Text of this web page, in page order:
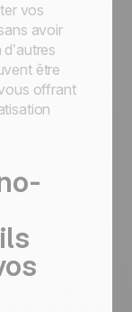
vos
avoir
être
offrant